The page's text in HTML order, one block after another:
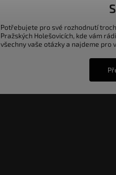
Potřebujete pro své rozhodnutí
Pražských Holešovicích, kde vám
všechny vaše otázky a najdeme pro